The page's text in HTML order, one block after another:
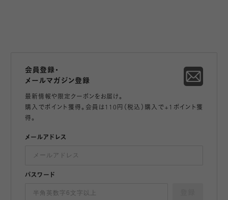
会員登録・
メールマガジン登録
最新情報や限定クーポンをお届け。
購入でポイント獲得。会員は110円（税込）購入で+1ポイント獲
得。
メールアドレス
パスワード